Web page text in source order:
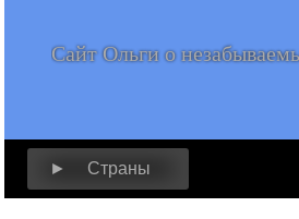
Сайт Ольги о
► Страны